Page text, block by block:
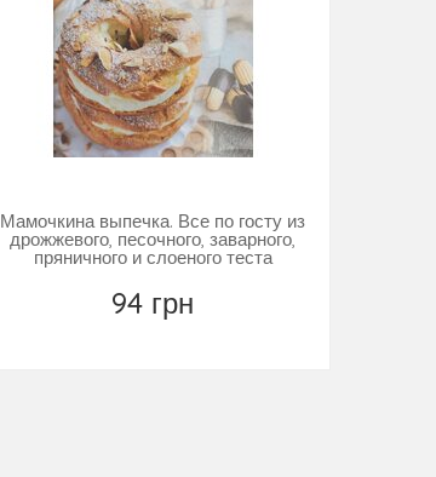
Мамочкина выпечка. Все по госту из
дрожжевого, песочного, заварного,
пряничного и слоеного теста
94 грн